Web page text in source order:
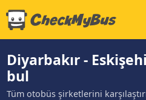
Diyarbakır -
bul
Tüm otobüs şirketlerini